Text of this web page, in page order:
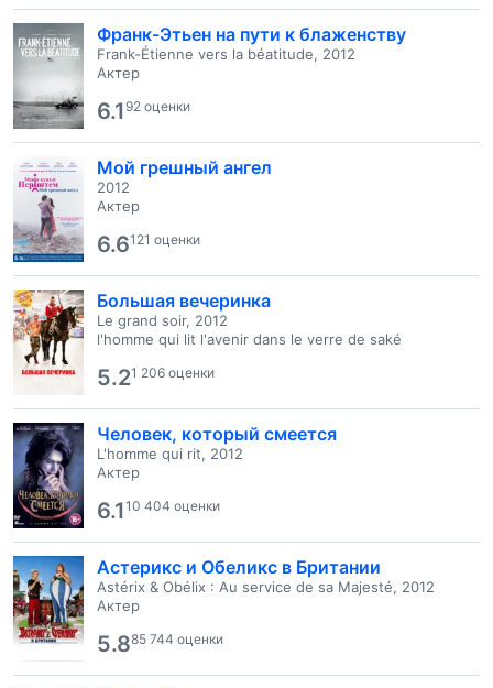
Франк-Этьен на пути к блаженству
Frank-Étienne vers la béatitude, 2012
Актер
6.192 оценки
Мой грешный ангел
2012
Актер
6.6121 оценки
Большая вечеринка
Le grand soir, 2012
l'homme qui lit l'avenir dans le verre de saké
5.21 206 оценки
Человек, который смеется
L'homme qui rit, 2012
Актер
6.110 404 оценки
Астерикс и Обеликс в Британии
Astérix & Obélix : Au service de sa Majesté, 2012
Актер
5.885 744 оценки